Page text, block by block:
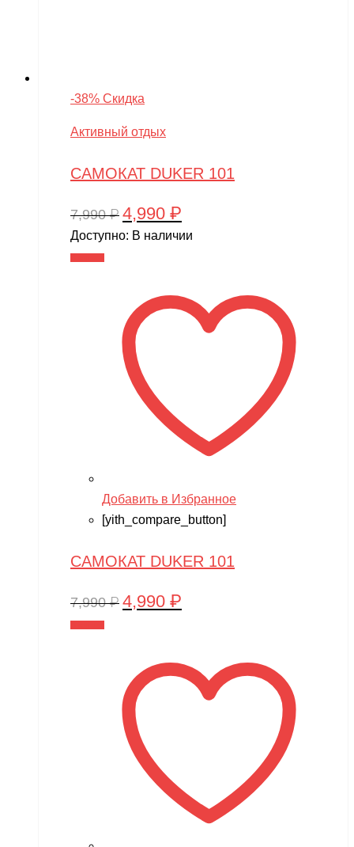
-38% Скидка
Активный отдых
САМОКАТ DUKER 101
7,990₽ Первоначальная
цена
4,990 ₽
цена:
Доступно: В наличии
Добавить в Избранное
[yith_compare_button]
САМОКАТ DUKER 101
7,990₽ Первоначальная
7,990 ₽.
4,990 ₽